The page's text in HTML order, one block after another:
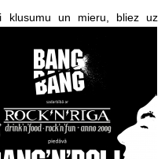
klusumu un mieru, bliez uz